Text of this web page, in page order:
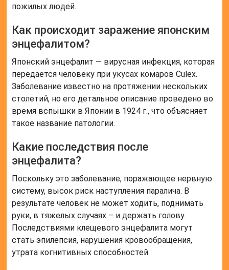
пожилых людей.
Как происходит заражение японским
энцефалитом?
Японский энцефалит — вирусная инфекция, которая
передается человеку при укусах комаров Culex.
Заболевание известно на протяжении нескольких
столетий, но его детальное описание проведено во
время вспышки в Японии в 1924 г., что объясняет
такое название патологии.
Какие последствия после
энцефалита?
Поскольку это заболевание, поражающее нервную
систему, высок риск наступления паралича. В
результате человек не может ходить, поднимать
руки, в тяжелых случаях – и держать голову.
Последствиями клещевого энцефалита могут
стать эпилепсия, нарушения кровообращения,
утрата когнитивных способностей.